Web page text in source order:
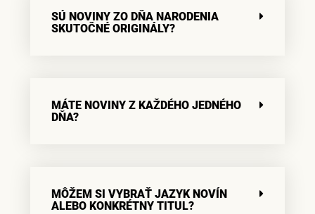
SÚ NOVINY ZO DŇA NARODENIA
SKUTOČNÉ ORIGINÁLY?
MÁTE NOVINY Z KAŽDÉHO JEDNÉHO
DŇA?
MÔŽEM SI VYBRAŤ JAZYK NOVÍN
ALEBO KONKRÉTNY TITUL?